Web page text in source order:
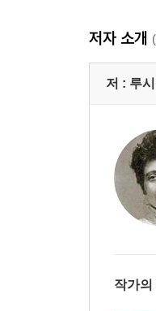
28장 불쌍한
29장 앤의
30장 퀸스
32장 합격
33장 호텔
34장 퀸스
35장 퀸스
36장 꿈과
저자 소개
저 : 루
작가의